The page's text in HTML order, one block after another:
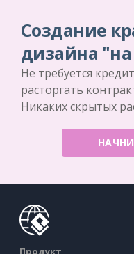
Создание
дизайна "на
Не требуется
расторгать
Никаких скрытых
Продукт